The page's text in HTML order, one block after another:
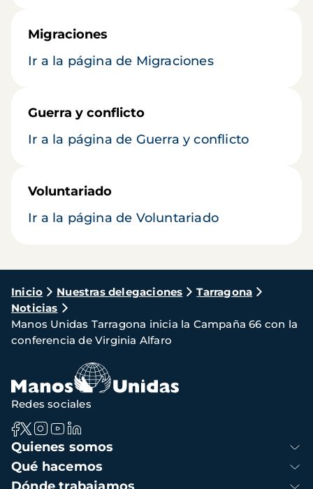
Migraciones
Ir a la página de Migraciones
Guerra y conflicto
Ir a la página de Guerra y conflicto
Voluntariado
Ir a la página de Voluntariado
Ruta
de
navegación
Inicio Nuestras delegaciones
Tarragona
Noticias
Manos Unidas Tarragona inicia la Campaña 66 con la
conferencia de Virginia Alfaro
Navegación
principal
Quienes somos
Qué hacemos
Redes sociales